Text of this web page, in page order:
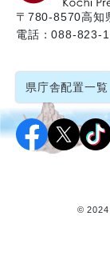
〒780-8570高知
電話：088-823-
県庁舎配置一覧
©